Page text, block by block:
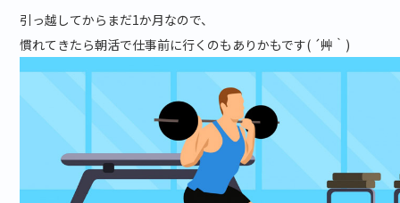
引っ越してからまだ1か月なので、
慣れてきたら朝活で仕事前に行くのもありかもです( ´艸｀)